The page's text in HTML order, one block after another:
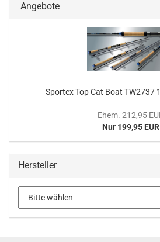
Angebote
Sportex Top Cat Boat TW2737
Ehem. 212,95
Nur 199,95 EUR
Hersteller